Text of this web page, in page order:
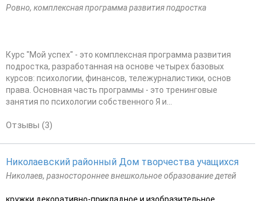
Ровно, комплексная программа развития подростка
Курс "Мой успех" - это комплексная программа развития
подростка, разработанная на основе четырех базовых
курсов: психологии, финансов, тележурналистики, основ
права. Основная часть программы - это тренинговые
занятия по психологии собственного Я и...
Отзывы (3)
Николаевский районный Дом творчества учащихся
Николаев, разностороннее внешкольное образование детей
кружки декоративно-прикладное и изобразительное